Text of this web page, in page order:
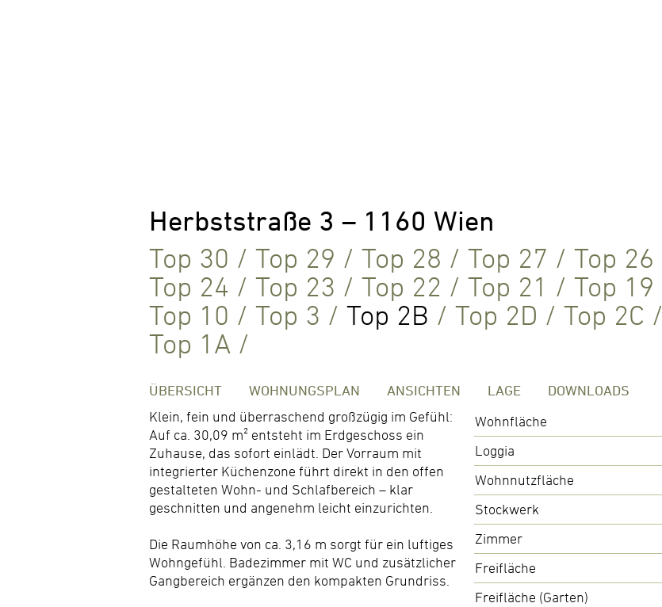
Herbststraße 3 – 1160 Wien
Top 30 / Top 29 / Top 28 / Top 27 / Top 26
Top 24 / Top 23 / Top 22 / Top 21 / Top 19
Top 10 / Top 3 / Top 2B / Top 2D / Top 2C /
Top 1A /
ÜBERSICHT WOHNUNGSPLAN ANSICHTEN LAGE
DOWNLOADS
Klein, fein und überraschend großzügig im Gefühl:
Auf ca. 30,09 m² entsteht im Erdgeschoss ein
Zuhause, das sofort einlädt. Der Vorraum mit
integrierter Küchenzone führt direkt in den offen
gestalteten Wohn- und Schlafbereich – klar
geschnitten und angenehm leicht einzurichten.
Die Raumhöhe von ca. 3,16 m sorgt für ein luftiges
Wohngefühl. Badezimmer mit WC und zusätzlicher
Gangbereich ergänzen den kompakten Grundriss.
Wohnfläche
Loggia
Wohnnutzfläche
Stockwerk
Zimmer
Freifläche
Freifläche (Garten)